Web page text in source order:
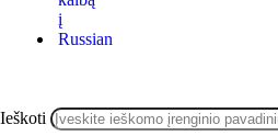
Ieškoti